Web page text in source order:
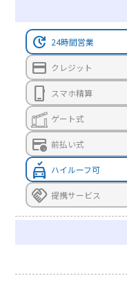
update 24時間営業
credit_card クレジット
phone_iphone スマホ精算
ゲート式
credit_card_clock 前払い式
no_crash ハイルーフ可
handshake 提携サービス